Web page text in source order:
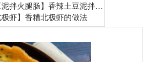
泥拌火腿肠】香辣土豆泥拌…
极虾】香糟北极虾的做法